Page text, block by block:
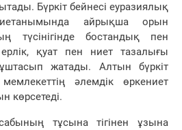
Бүркіт бейнесі еуразиялық
айрықша орын
түсінігінде бостандық пен
қуат пен ниет тазалығы
жатады. Алтын бүркіт
әлемдік өркениет
көрсетеді.
тұсына тігінен ұзына